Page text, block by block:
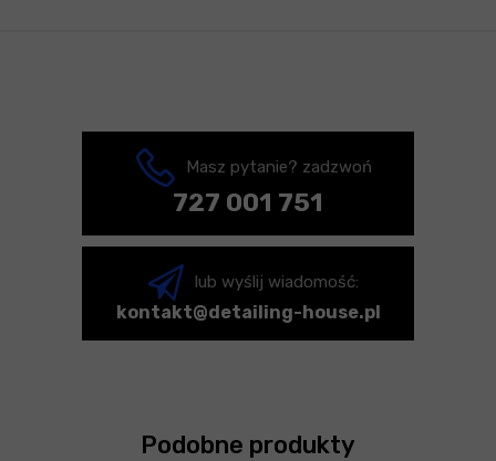
Masz pytanie? zadzwoń
727 001 751
lub wyślij wiadomość:
kontakt@detailing-house.pl
Podobne produkty